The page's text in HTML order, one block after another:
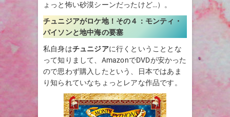
ょっと怖い砂漠シーンだったけど…）。
チュニジアがロケ地！その４： モンティ・
パイソンと地中海の要塞
私自身はチュニジアに行くということとな
って知りまして、AmazonでDVDが安かった
ので思わず購入したという、日本ではあま
り知られていなちょっとレアな作品です。